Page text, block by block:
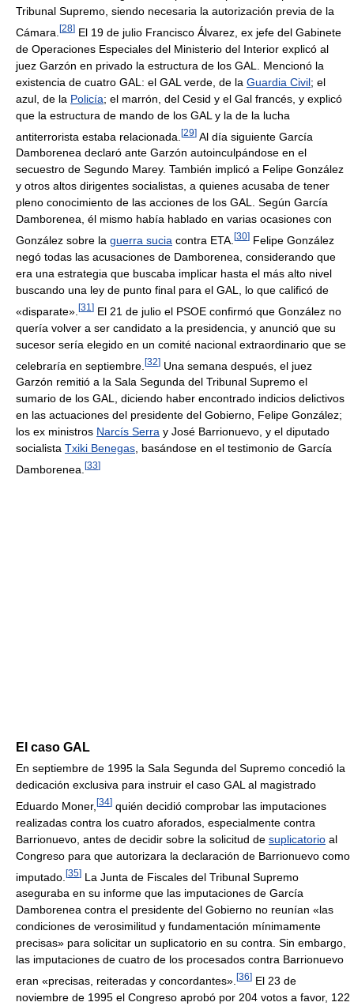
Tribunal Supremo, siendo necesaria la autorización previa de la
Cámara. [28] El 19 de julio Francisco Álvarez, ex jefe del Gabinete
de Operaciones Especiales del Ministerio del Interior explicó al
juez Garzón en privado la estructura de los GAL. Mencionó la
existencia de cuatro GAL: el GAL verde, de la Guardia Civil; el
azul, de la Policía; el marrón, del Cesid y el Gal francés, y explicó
que la estructura de mando de los GAL y la de la lucha
antiterrorista estaba relacionada. [29] Al día siguiente García
Damborenea declaró ante Garzón autoinculpándose en el
secuestro de Segundo Marey. También implicó a Felipe González
y otros altos dirigentes socialistas, a quienes acusaba de tener
pleno conocimiento de las acciones de los GAL. Según García
Damborenea, él mismo había hablado en varias ocasiones con
González sobre la guerra sucia contra ETA. [30] Felipe González
negó todas las acusaciones de Damborenea, considerando que
era una estrategia que buscaba implicar hasta el más alto nivel
buscando una ley de punto final para el GAL, lo que calificó de
«disparate». [31 ] El 21 de julio el PSOE confirmó que González no
quería volver a ser candidato a la presidencia, y anunció que su
sucesor sería elegido en un comité nacional extraordinario que se
celebraría en septiembre. [32] Una semana después, el juez
Garzón remitió a la Sala Segunda del Tribunal Supremo el
sumario de los GAL, diciendo haber encontrado indicios delictivos
en las actuaciones del presidente del Gobierno, Felipe González;
los ex ministros Narcís Serra y José Barrionuevo, y el diputado
socialista Txiki Benegas, basándose en el testimonio de García
Damborenea. [33]
El caso GAL
En septiembre de 1995 la Sala Segunda del Supremo concedió la
dedicación exclusiva para instruir el caso GAL al magistrado
Eduardo Moner, [34] quién decidió comprobar las imputaciones
realizadas contra los cuatro aforados, especialmente contra
Barrionuevo, antes de decidir sobre la solicitud de suplicatorio al
Congreso para que autorizara la declaración de Barrionuevo como
imputado. [35] La Junta de Fiscales del Tribunal Supremo
aseguraba en su informe que las imputaciones de García
Damborenea contra el presidente del Gobierno no reunían «las
condiciones de verosimilitud y fundamentación mínimamente
precisas» para solicitar un suplicatorio en su contra. Sin embargo,
las imputaciones de cuatro de los procesados contra Barrionuevo
eran «precisas, reiteradas y concordantes». [36] El 23 de
noviembre de 1995 el Congreso aprobó por 204 votos a favor, 122